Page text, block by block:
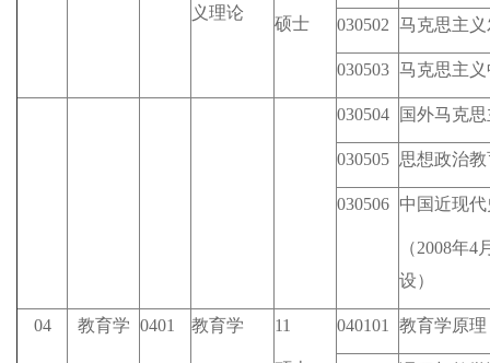
义理论
硕士 030502 马克思主
030503 马克思主
030504 国外马克
030505 思想政治教
030506 中国近现
（2008年
设）
04 教育学 0401 教育学 11 040101 教育学原理